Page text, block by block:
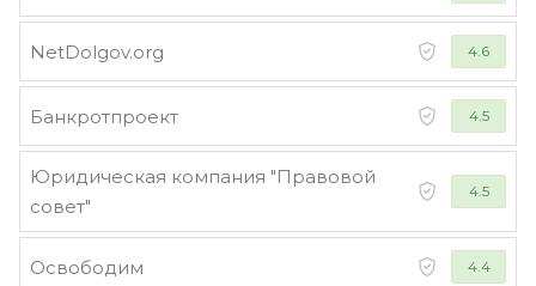
NetDolgov.org 4.6
Банкротпроект 4.5
Юридическая компания "Правовой
совет"
4.5
Освободим 4.4